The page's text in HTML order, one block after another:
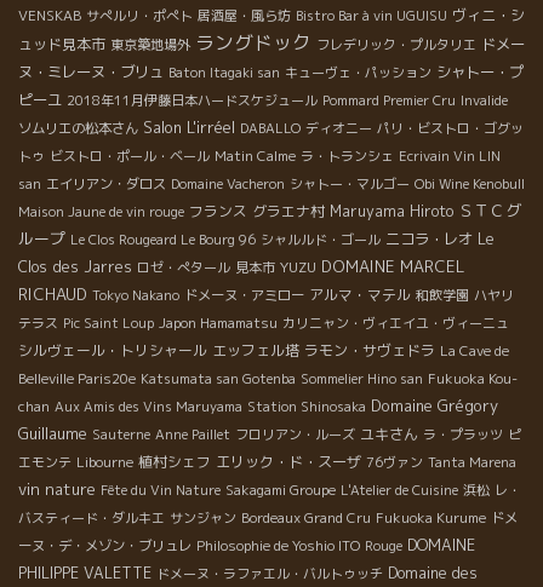
VENSKAB サぺルリ・ポぺト 居酒屋・風ら坊 Bistro Bar à vin UGUISU ヴィニ・シ
ュッド見本市 東京築地場外 ラングドック フレデリック・プルタリエ ドメー
ヌ・ミレーヌ・ブリュ Baton Itagaki san キューヴェ・パッション シャトー・プ
ピーユ 2018年11月伊藤日本ハードスケジュール Pommard Premier Cru Invalide
ソムリエの松本さん Salon L'irréel DABALLO ディオニー パリ・ビストロ・ゴグッ
トゥ ビストロ・ポール・ベール Matin Calme ラ・トランシェ Ecrivain Vin LIN
san エイリアン・ダロス Domaine Vacheron シャトー・マルゴー Obi Wine Kenobull
Maison Jaune de vin rouge フランス グラエナ村 Maruyama Hiroto ＳＴＣグ
ループ Le Clos Rougeard Le Bourg 96 シャルルド・ゴール ニコラ・レオ Le
Clos des Jarres ロゼ・ぺタール 見本市 YUZU DOMAINE MARCEL
RICHAUD Tokyo Nakano ドメーヌ・アミロー アルマ・マテル 和飲学園 ハヤリ
テラス Pic Saint Loup Japon Hamamatsu カリニャン・ヴィエイユ・ヴィーニュ
シルヴェール・トリシャール エッフェル塔 ラモン・サヴェドラ La Cave de
Belleville Paris20e Katsumata san Gotenba Sommelier Hino san Fukuoka Kou-
chan Aux Amis des Vins Maruyama Station Shinosaka Domaine Grégory
Guillaume Sauterne Anne Paillet フロリアン・ルーズ ユキさん ラ・プラッツ ピ
エモンテ Libourne 植村シェフ エリック・ド・スーザ 76ヴァン Tanta Marena
vin nature Fête du Vin Nature Sakagami Groupe L'Atelier de Cuisine 浜松 レ・
バスティード・ダルキエ サンジャン Bordeaux Grand Cru Fukuoka Kurume ドメ
ーヌ・デ・メゾン・ブリュレ Philosophie de Yoshio ITO Rouge DOMAINE
PHILIPPE VALETTE ドメーヌ・ラファエル・バルトゥッチ Domaine des